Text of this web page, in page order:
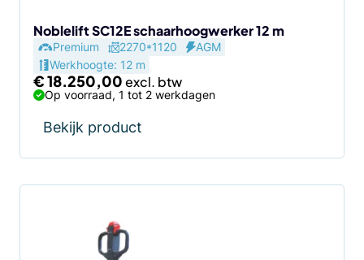
Noblelift SC12E schaarhoogwerker 12 m
Premium 2270*1120
AGM
Werkhoogte: 12 m
€18.250,00
Op voorraad, 1 tot 2 werkdagen
Bekijk product